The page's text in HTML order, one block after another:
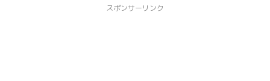
スポンサーリンク